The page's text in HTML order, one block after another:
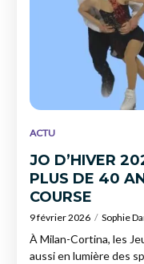
ACTU
JO D’HIVER
PLUS DE 40
COURSE
9 février 2026 Sophie
À Milan-Cortina, les
aussi en lumière des